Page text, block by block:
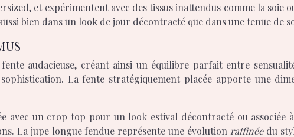
et expérimentent avec des tissus inattendus comme la soie
bien dans un look de jour décontracté que dans une tenue de
audacieuse, créant ainsi un équilibre parfait entre
La fente stratégiquement placée apporte une
avec un crop top pour un look estival décontracté ou
La jupe longue fendue représente une évolution raffinée du